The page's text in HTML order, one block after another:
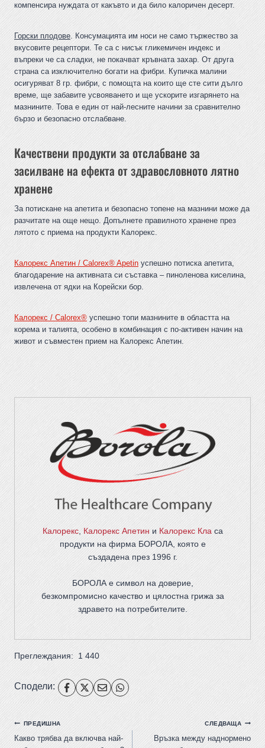
компенсира нуждата от какъвто и да било калоричен десерт.
Горски плодове. Консумацията им носи не само тържество за
вкусовите рецептори. Те са с нисък гликемичен индекс и
въпреки че са сладки, не покачват кръвната захар. От друга
страна са изключително богати на фибри. Купичка малини
осигуряват 8 гр. фибри, с помощта на които ще сте сити дълго
време, ще забавите усвояването и ще ускорите изгарянето на
мазнините. Това е един от най-лесните начини за сравнително
бързо и безопасно отслабване.
Качествени продукти за отслабване за
засилване на ефекта от здравословното лятно
хранене
За потискане на апетита и безопасно топене на мазнини може да
разчитате на още нещо. Допълнете правилното хранене през
лятото с приема на продукти Калорекс.
Калорекс Апетин / Calorex® Apetin успешно потиска апетита,
благодарение на активната си съставка – пиноленова киселина,
извлечена от ядки на Корейски бор.
Калорекс / Calorex® успешно топи мазнините в областта на
корема и талията, особено в комбинация с по-активен начин на
живот и съвместен прием на Калорекс Апетин.
Калорекс,Калорекс Апетин и Калорекс Класа
продукти на фирма БОРОЛА, която е
създадена през 1996 г.
БОРОЛА е символ на доверие,
безкомпромисно качество и цялостна грижа за
здравето на потребителите.
Преглеждания: 1 440
Сподели:
ПРЕДИШНА
Какво трябва да включва най-
СЛЕДВАЩА
Връзка между наднормено